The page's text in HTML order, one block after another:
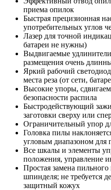
приема опилок
Быстрая прецизионная
употребительных углов
Лазер для точной
батареи не нужны)
Выдвигаемые
размещения очень
Яркий рабочий
места реза (от сети,
Высокие упоры,
безопасности распила
Быстродействующий
заготовки сверху или
Ограничительный упор
Головка пилы
угловым диапазоном для
Все шкалы и элементы
положения, управление
Простая замена
шпинделя; не требуется
защитный кожух